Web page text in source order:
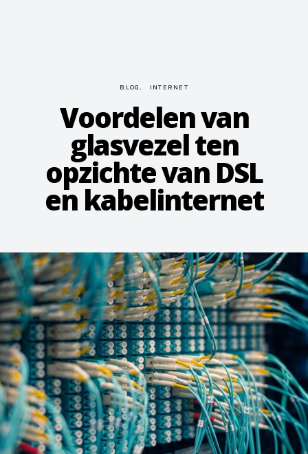
BLOG INTERNET
Voordelen van
glasvezel ten
opzichte van DSL
en kabelinternet